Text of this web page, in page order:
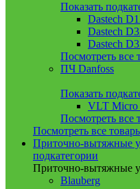
Показать
Dastech
Dastech
Dastech
Посмотреть все
ПЧ Danfoss
Показать
VLT Micro
Посмотреть все
Посмотреть все
Приточно-вытяжные
подкатегории
Приточно-вытяжные
Blauberg